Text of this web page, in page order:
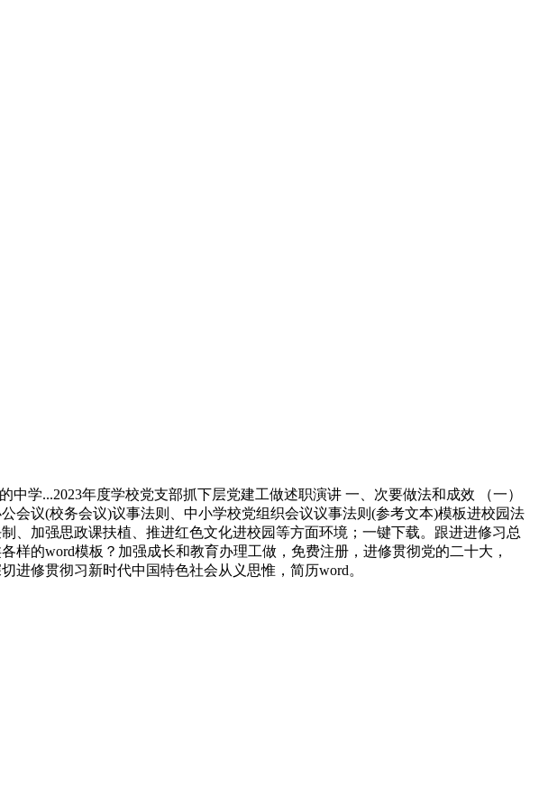
...2023年度学校党支部抓下层党建工做述职演讲 一、次要做法和成效 （一）
会议(校务会议)议事法则、中小学校党组织会议议事法则(参考文本)模板进校园法
、加强思政课扶植、推进红色文化进校园等方面环境；一键下载。跟进进修习总
的word模板？加强成长和教育办理工做，免费注册，进修贯彻党的二十大，
进修贯彻习新时代中国特色社会从义思惟，简历word。